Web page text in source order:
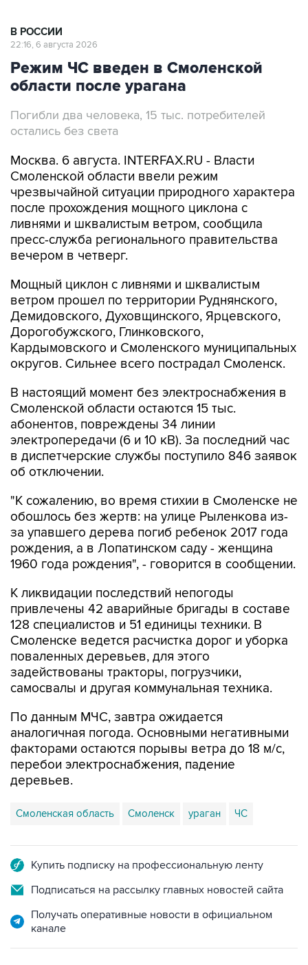
В РОССИИ
22:16, 6 августа 2026
Режим ЧС введен в Смоленской
области после урагана
Погибли два человека, 15 тыс. потребителей
остались без света
Москва. 6 августа. INTERFAX.RU - Власти
Смоленской области ввели режим
чрезвычайной ситуации природного характера
после прохождения мощного циклона с
ливнями и шквалистым ветром, сообщила
пресс-служба регионального правительства
вечером в четверг.
Мощный циклон с ливнями и шквалистым
ветром прошел по территории Руднянского,
Демидовского, Духовщинского, Ярцевского,
Дорогобужского, Глинковского,
Кардымовского и Смоленского муниципальных
округов. Сильнее всего пострадал Смоленск.
В настоящий момент без электроснабжения в
Смоленской области остаются 15 тыс.
абонентов, повреждены 34 линии
электропередачи (6 и 10 кВ). За последний час
в диспетчерские службы поступило 846 заявок
об отключении.
"К сожалению, во время стихии в Смоленске не
обошлось без жертв: на улице Рыленкова из-
за упавшего дерева погиб ребенок 2017 года
рождения, а в Лопатинском саду - женщина
1960 года рождения", - говорится в сообщении.
К ликвидации последствий непогоды
привлечены 42 аварийные бригады в составе
128 специалистов и 51 единицы техники. В
Смоленске ведется расчистка дорог и уборка
поваленных деревьев, для этого
задействованы тракторы, погрузчики,
самосвалы и другая коммунальная техника.
По данным МЧС, завтра ожидается
аналогичная погода. Основными негативными
факторами остаются порывы ветра до 18 м/с,
перебои электроснабжения, падение
деревьев.
Смоленская область Смоленск ураган ЧС
Купить подписку на профессиональную ленту
Подписаться на рассылку главных новостей сайта
Получать оперативные новости в официальном
канале